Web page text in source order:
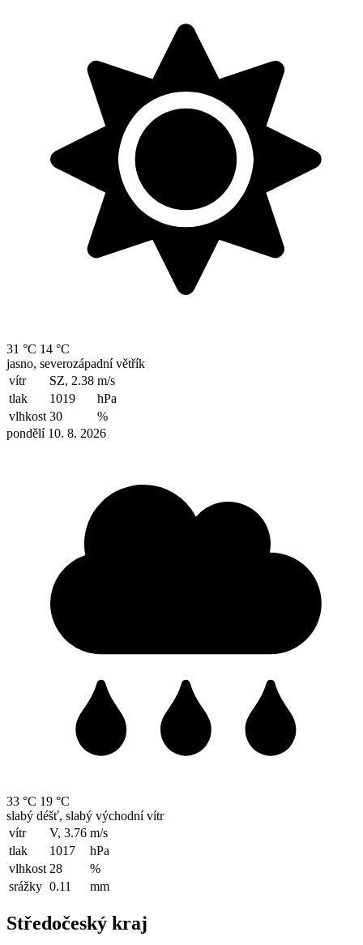
31 °C 14 °C
jasno, severozápadní větřík
vítr
SZ, 2.38 m/s
tlak
1019
hPa
vlhkost 30
%
pondělí 10. 8. 2026
33 °C 19 °C
slabý déšť, slabý východní vítr
vítr
V, 3.76 m/s
tlak
1017
hPa
vlhkost 28
%
srážky 0.11 mm
Středočeský kraj